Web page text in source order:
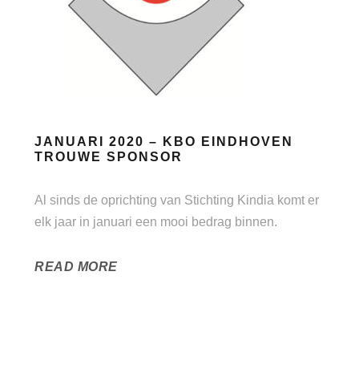
JANUARI 2020 – KBO EINDHOVEN
TROUWE SPONSOR
Al sinds de oprichting van Stichting Kindia komt er
elk jaar in januari een mooi bedrag binnen.
READ MORE